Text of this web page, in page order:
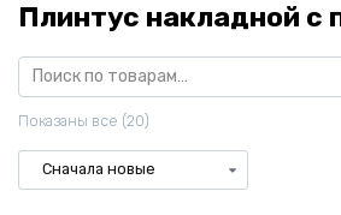
Плинтус накладной с
Искать:
Показаны все (20)